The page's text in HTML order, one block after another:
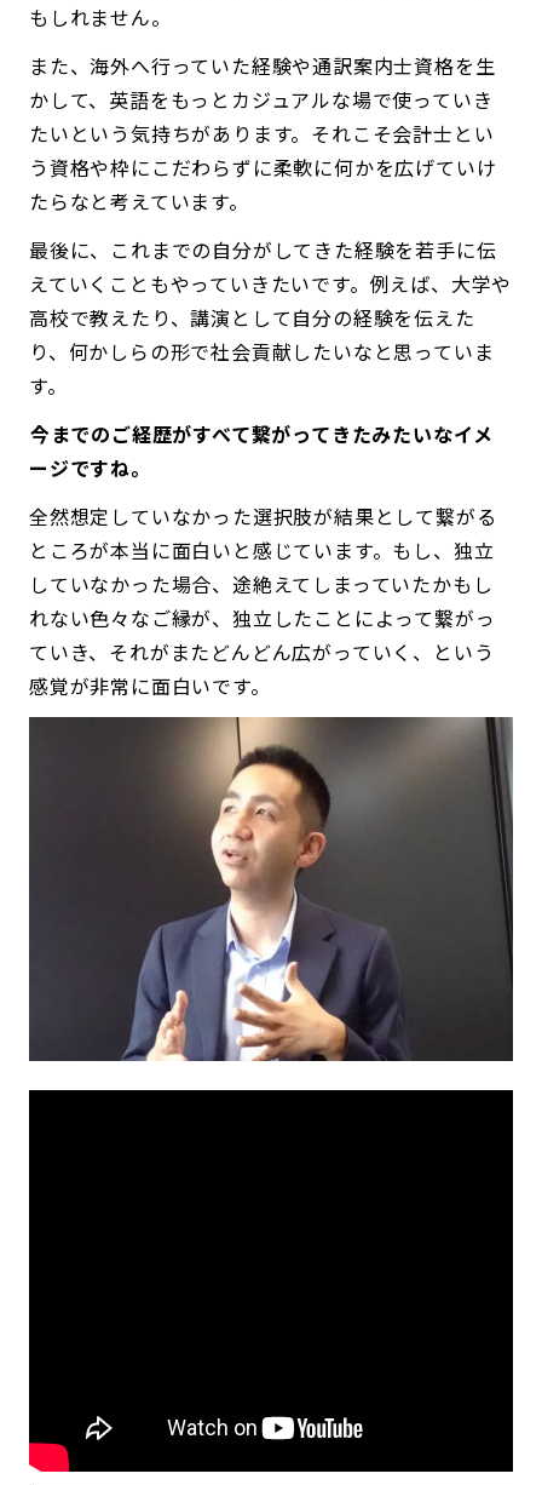
もしれません。
また、海外へ行っていた経験や通訳案内士資格を生
かして、英語をもっとカジュアルな場で使っていき
たいという気持ちがあります。それこそ会計士とい
う資格や枠にこだわらずに柔軟に何かを広げていけ
たらなと考えています。
最後に、これまでの自分がしてきた経験を若手に伝
えていくこともやっていきたいです。例えば、大学や
高校で教えたり、講演として自分の経験を伝えた
り、何かしらの形で社会貢献したいなと思っていま
す。
――今までのご経歴がすべて繋がってきたみたいなイメ
ージですね。
全然想定していなかった選択肢が結果として繋がる
ところが本当に面白いと感じています。もし、独立
していなかった場合、途絶えてしまっていたかもし
れない色々なご縁が、独立したことによって繋がっ
ていき、それがまたどんどん広がっていく、という
感覚が非常に面白いです。